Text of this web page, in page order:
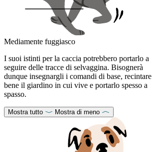
Mediamente fuggiasco
I suoi istinti per la caccia potrebbero portarlo a
seguire delle tracce di selvaggina. Bisognerà
dunque insegnargli i comandi di base, recintare
bene il giardino in cui vive e portarlo spesso a
spasso.
Mostra tutto Mostra di meno